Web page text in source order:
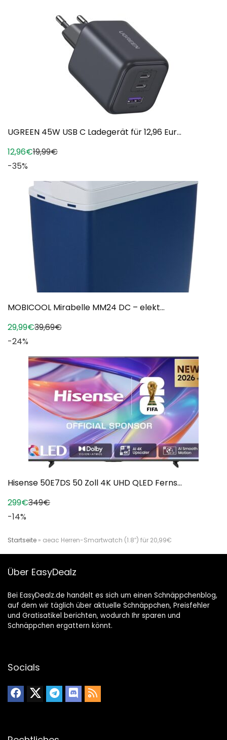
UGREEN 45W USB C Ladegerät für 12,96 Eur...
12,96€19,99€
-35%
MOBICOOL Mirabelle MM24 DC – elekt...
29,99€39,69€
-24%
Hisense 50E7DS 50 Zoll 4K UHD QLED Ferns...
299€349€
-14%
Startseite » aeac Herren-Smartwatch (1.8″) für 20,99€
Über EasyDealz
Bei EasyDealz.de handelt es sich um einen Schnäppchenblog,
auf dem wir täglich über aktuelle Schnäppchen, Preisfehler
und Gratisatikel berichten, wodurch Ihr sparen und
Schnäppchen ergattern könnt.
Socials